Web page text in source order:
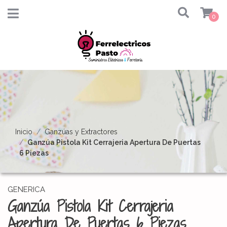
0
Inicio
Ganzúas y Extractores
Ganzúa Pistola Kit Cerrajeria Apertura De Puertas
6 Piezas
GENERICA
Ganzúa Pistola Kit Cerrajeria